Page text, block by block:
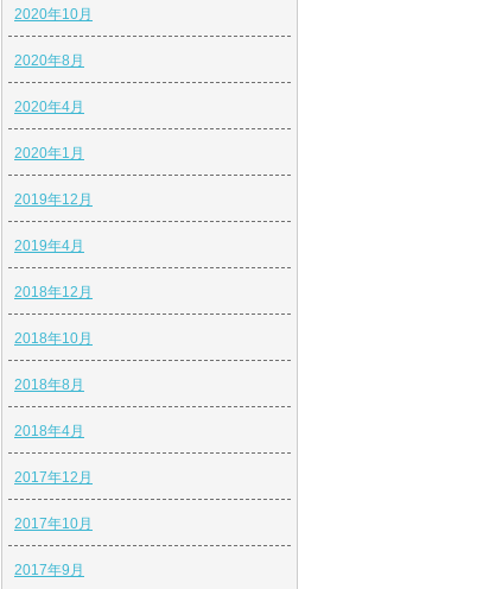
2020年10月
2020年8月
2020年4月
2020年1月
2019年12月
2019年4月
2018年12月
2018年10月
2018年8月
2018年4月
2017年12月
2017年10月
2017年9月